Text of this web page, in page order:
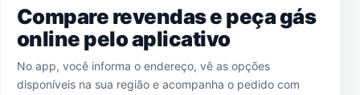
Compare revendas e peça gás
online pelo aplicativo
No app, você informa o endereço, vê as opções
disponíveis na sua região e acompanha o pedido com